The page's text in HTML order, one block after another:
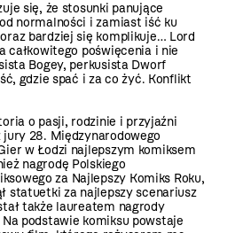
się, że stosunki panujące
normalności i zamiast iść ku
bardziej się komplikuje… Lord
całkowitego poświęcenia i nie
Bogey, perkusista Dworf
gdzie spać i za co żyć. Konflikt
o pasji, rodzinie i przyjaźni
jury 28. Międzynarodowego
w Łodzi najlepszym komiksem
nagrodę Polskiego
za Najlepszy Komiks Roku,
statuetki za najlepszy scenariusz
także laureatem nagrody
podstawie komiksu powstaje